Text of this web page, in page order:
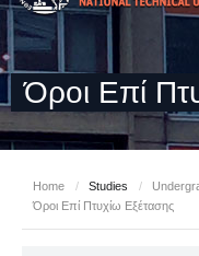
Όροι Επί
Home / Studies /
Όροι Επί Πτυχίω Εξέτασης